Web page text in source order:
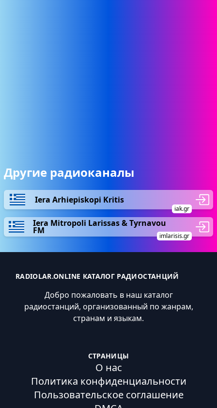
Другие радиоканалы
Iera Arhiepiskopi Kritis
iak.gr
Iera Mitropoli Larissas & Tyrnavou
FM
imlarisis.gr
RADIOLAR.ONLINE КАТАЛОГ РАДИОСТАНЦИЙ
Добро пожаловать в наш каталог
радиостанций, организованный по жанрам,
странам и языкам.
СТРАНИЦЫ
О нас
Политика конфиденциальности
Пользовательское соглашение